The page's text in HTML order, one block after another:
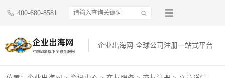
400-680-8581
企业出海网-全球公司注册一站式平台